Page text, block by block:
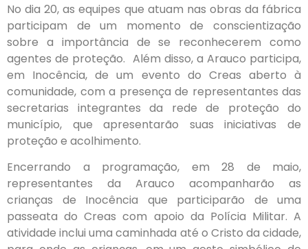
No dia 20, as equipes que atuam nas obras da fábrica
participam de um momento de conscientização
sobre a importância de se reconhecerem como
agentes de proteção. Além disso, a Arauco participa,
em Inocência, de um evento do Creas aberto à
comunidade, com a presença de representantes das
secretarias integrantes da rede de proteção do
município, que apresentarão suas iniciativas de
proteção e acolhimento.
Encerrando a programação, em 28 de maio,
representantes da Arauco acompanharão as
crianças de Inocência que participarão de uma
passeata do Creas com apoio da Polícia Militar. A
atividade inclui uma caminhada até o Cristo da cidade,